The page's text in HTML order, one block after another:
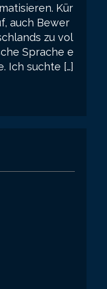
Kür
auch Bewer
zu vol
Sprache e
Ich suchte […]